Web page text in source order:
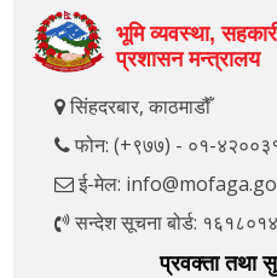
भूमि व्यवस्था,
प्रशासन मन्त्रालय
सिंहदरबार, काठमाडौँ
फोन: (+९७७) - ०१-
ई-मेल:
सन्देश सूचना बोर्ड:
प्रवक्ता तथा